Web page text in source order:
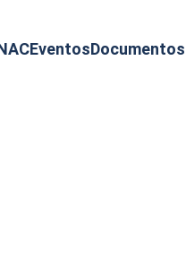
EventosDocumentos